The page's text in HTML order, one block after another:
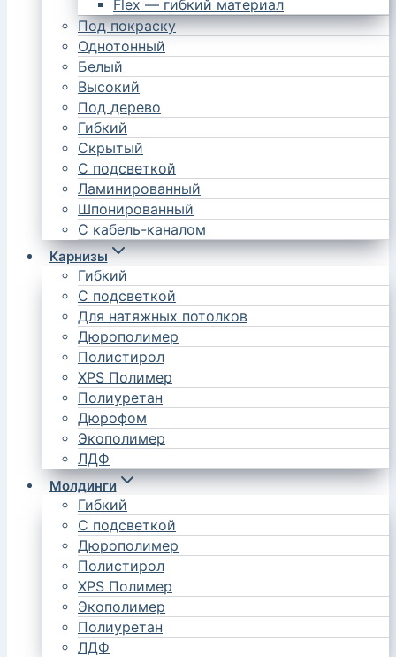
Flex — гибкий материал
Под покраску
Однотонный
Белый
Высокий
Под дерево
Гибкий
Скрытый
С подсветкой
Ламинированный
Шпонированный
С кабель-каналом
Карнизы
Гибкий
С подсветкой
Для натяжных потолков
Дюрополимер
Полистирол
XPS Полимер
Полиуретан
Дюрофом
Экополимер
ЛДФ
Молдинги
Гибкий
С подсветкой
Дюрополимер
Полистирол
XPS Полимер
Экополимер
Полиуретан
ЛДФ